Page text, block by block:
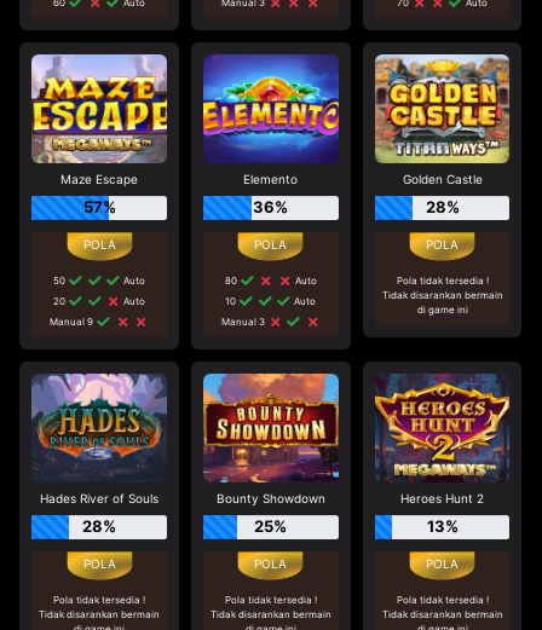
Maze Escape
57%
50
Auto
20
Auto
Manual 9
Elemento
36%
80
Auto
10
Auto
Manual 3
Golden Castle
28%
Pola tidak tersedia !
Tidak disarankan bermain
di game ini
Hades River of Souls
28%
Pola tidak tersedia !
Tidak disarankan bermain
Bounty Showdown
25%
Pola tidak tersedia !
Tidak disarankan bermain
Heroes Hunt 2
13%
Pola tidak tersedia !
Tidak disarankan bermain